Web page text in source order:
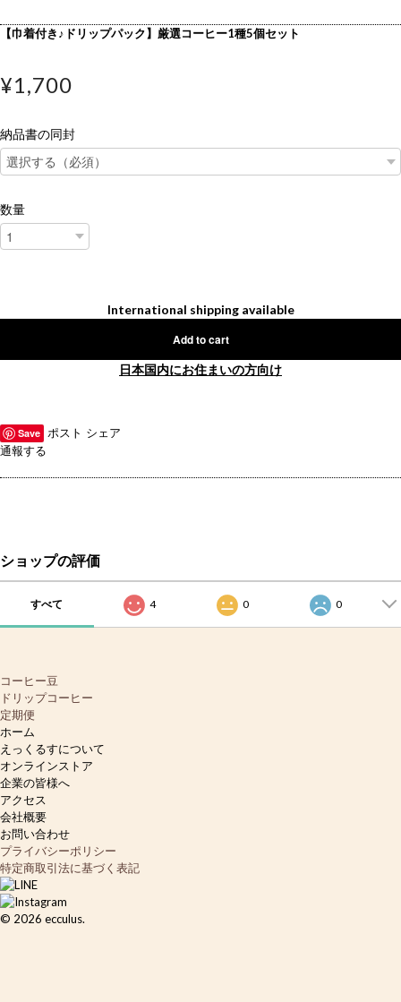
【巾着付き♪ドリップパック】厳選コーヒー1種5個セット
¥1,700
納品書の同封
数量
International shipping available
Add to cart
日本国内にお住まいの方向け
Save ポスト シェア
通報する
ショップの評価
すべて 4 0 0
コーヒー豆
ドリップコーヒー
定期便
ホーム
えっくるすについて
オンラインストア
企業の皆様へ
アクセス
会社概要
お問い合わせ
プライバシーポリシー
特定商取引法に基づく表記
© 2026 ecculus.